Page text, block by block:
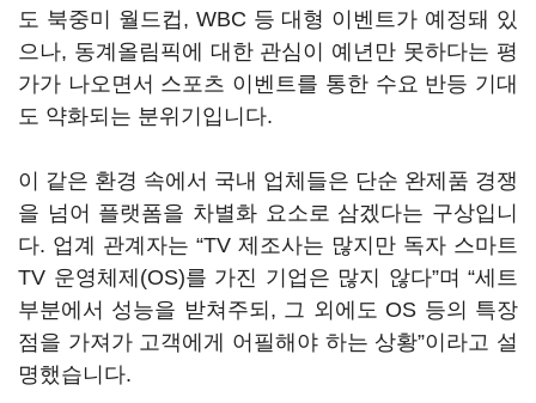
도 북중미 월드컵, WBC 등 대형 이벤트가 예정돼 있
으나, 동계올림픽에 대한 관심이 예년만 못하다는 평
가가 나오면서 스포츠 이벤트를 통한 수요 반등 기대
도 약화되는 분위기입니다.
이 같은 환경 속에서 국내 업체들은 단순 완제품 경쟁
을 넘어 플랫폼을 차별화 요소로 삼겠다는 구상입니
다. 업계 관계자는 “TV 제조사는 많지만 독자 스마트
TV 운영체제(OS)를 가진 기업은 많지 않다”며 “세트
부분에서 성능을 받쳐주되, 그 외에도 OS 등의 특장
점을 가져가 고객에게 어필해야 하는 상황”이라고 설
명했습니다.